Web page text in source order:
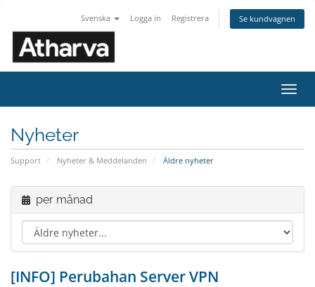
Svenska Logga in Registrera Se kundvagnen
Växla
Nyheter
Support Nyheter & Meddelanden Äldre nyheter
per månad
[INFO] Perubahan Server VPN